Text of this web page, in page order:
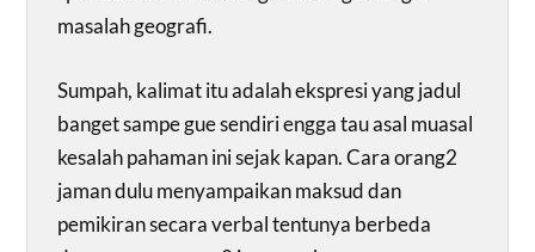
masalah geografi.
Sumpah, kalimat itu adalah ekspresi yang jadul
banget sampe gue sendiri engga tau asal muasal
kesalah pahaman ini sejak kapan. Cara orang2
jaman dulu menyampaikan maksud dan
pemikiran secara verbal tentunya berbeda